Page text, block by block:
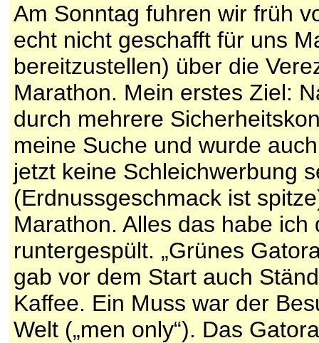
Am Sonntag fuhren wir früh
echt nicht geschafft für uns
bereitzustellen) über die
Marathon. Mein erstes Ziel:
durch mehrere
meine Suche und wurde
jetzt keine Schleichwerbung
(Erdnussgeschmack ist
Marathon. Alles das habe
runtergespült. „Grünes
gab vor dem Start auch
Kaffee. Ein Muss war der
Welt („men only“). Das